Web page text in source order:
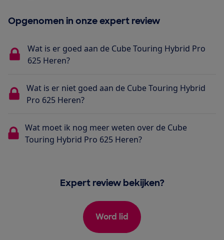
Opgenomen in onze expert review
Wat is er goed aan de Cube Touring Hybrid Pro
625 Heren?
Wat is er niet goed aan de Cube Touring Hybrid
Pro 625 Heren?
Wat moet ik nog meer weten over de Cube
Touring Hybrid Pro 625 Heren?
Expert review bekijken?
Word lid